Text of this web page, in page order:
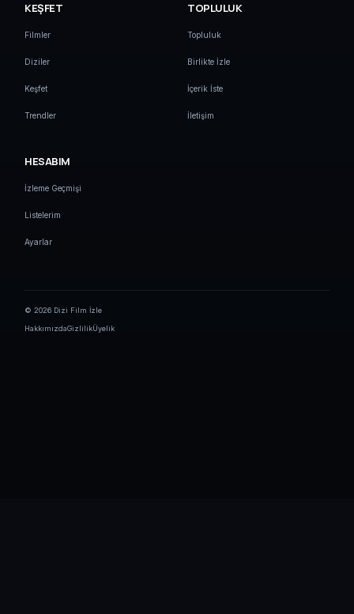
KEŞFET
Filmler
Diziler
Keşfet
Trendler
TOPLULUK
Topluluk
Birlikte İzle
İçerik İste
İletişim
HESABIM
İzleme Geçmişi
Listelerim
Ayarlar
© 2026 Dizi Film İzle
HakkımızdaGizlilikÜyelik